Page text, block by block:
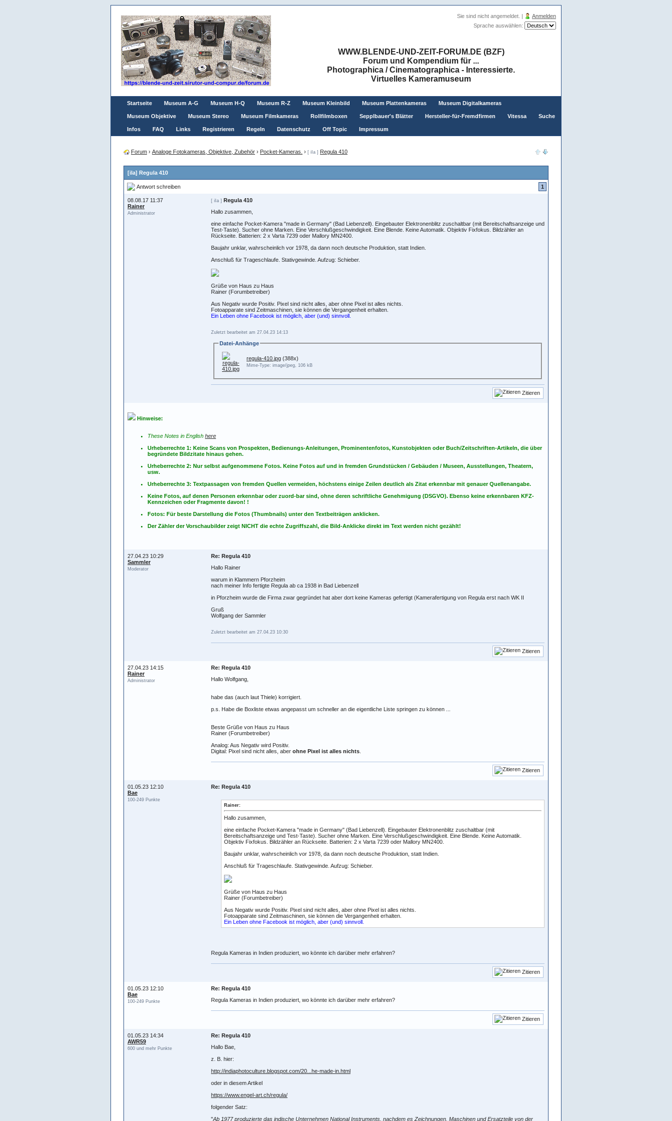
Sie sind nicht angemeldet. |
Anmelden
Sprache auswählen:
WWW.BLENDE-UND-ZEIT-FORUM.DE (BZF)
Forum und Kompendium für ...
Photographica / Cinematographica - Interessierte.
Virtuelles Kameramuseum
Startseite Museum A-G Museum H-Q Museum R-Z Museum Kleinbild Museum Plattenkameras Museum Digitalkameras
Museum Objektive Museum Stereo Museum Filmkameras Rollfilmboxen Sepplbauer's Blätter Hersteller-für-Fremdfirmen Vitessa Suche
Infos FAQ Links Registrieren Regeln Datenschutz Off Topic Impressum
Forum › Analoge Fotokameras, Objektive, Zubehör › Pocket-Kameras. › [ iIa ] Regula 410
[iIa] Regula 410
Antwort schreiben 1
08.08.17 11:37
Rainer
Administrator
[ iIa ] Regula 410
Hallo zusammen,
eine einfache Pocket-Kamera "made in Germany" (Bad Liebenzell). Eingebauter Elektronenblitz zuschaltbar (mit Bereitschaftsanzeige und
Test-Taste). Sucher ohne Marken. Eine Verschlußgeschwindigkeit. Eine Blende. Keine Automatik. Objektiv Fixfokus. Bildzähler an
Rückseite. Batterien: 2 x Varta 7239 oder Mallory MN2400.
Baujahr unklar, wahrscheinlich vor 1978, da dann noch deutsche Produktion, statt Indien.
Anschluß für Trageschlaufe. Stativgewinde. Aufzug: Schieber.
Grüße von Haus zu Haus
Rainer (Forumbetreiber)
Aus Negativ wurde Positiv. Pixel sind nicht alles, aber ohne Pixel ist alles nichts.
Fotoapparate sind Zeitmaschinen, sie können die Vergangenheit erhalten.
Ein Leben ohne Facebook ist möglich, aber (und) sinnvoll.
Zuletzt bearbeitet am 27.04.23 14:13
Datei-Anhänge
regula-410.jpg (388x)
Mime-Type: image/jpeg, 106 kB
Zitieren
Hinweise:
These Notes in English here
Urheberrechte 1: Keine Scans von Prospekten, Bedienungs-Anleitungen, Prominentenfotos, Kunstobjekten oder Buch/Zeitschriften-Artikeln, die über
begründete Bildzitate hinaus gehen.
Urheberrechte 2: Nur selbst aufgenommene Fotos. Keine Fotos auf und in fremden Grundstücken / Gebäuden / Museen, Ausstellungen, Theatern,
usw.
Urheberrechte 3: Textpassagen von fremden Quellen vermeiden, höchstens einige Zeilen deutlich als Zitat erkennbar mit genauer Quellenangabe.
Keine Fotos, auf denen Personen erkennbar oder zuord-bar sind, ohne deren schriftliche Genehmigung (DSGVO). Ebenso keine erkennbaren KFZ-
Kennzeichen oder Fragmente davon! !
Fotos: Für beste Darstellung die Fotos (Thumbnails) unter den Textbeiträgen anklicken.
Der Zähler der Vorschaubilder zeigt NICHT die echte Zugriffszahl, die Bild-Anklicke direkt im Text werden nicht gezählt!
27.04.23 10:29
Sammler
Moderator
Re: Regula 410
Hallo Rainer
warum in Klammern Pforzheim
nach meiner Info fertigte Regula ab ca 1938 in Bad Liebenzell
in Pforzheim wurde die Firma zwar gegründet hat aber dort keine Kameras gefertigt (Kamerafertigung von Regula erst nach WK II
Gruß
Wolfgang der Sammler
Zuletzt bearbeitet am 27.04.23 10:30
Zitieren
27.04.23 14:15
Rainer
Administrator
Re: Regula 410
Hallo Wolfgang,
habe das (auch laut Thiele) korrigiert.
p.s. Habe die Boxliste etwas angepasst um schneller an die eigentliche Liste springen zu können ...
Beste Grüße von Haus zu Haus
Rainer (Forumbetreiber)
Analog: Aus Negativ wird Positiv.
Digital: Pixel sind nicht alles, aber ohne Pixel ist alles nichts
Zitieren
01.05.23 12:10
Bae
100-249 Punkte
Re: Regula 410
Rainer:
Hallo zusammen,
eine einfache Pocket-Kamera "made in Germany" (Bad Liebenzell). Eingebauter Elektronenblitz zuschaltbar (mit
Bereitschaftsanzeige und Test-Taste). Sucher ohne Marken. Eine Verschlußgeschwindigkeit. Eine Blende. Keine Automatik.
Objektiv Fixfokus. Bildzähler an Rückseite. Batterien: 2 x Varta 7239 oder Mallory MN2400.
Baujahr unklar, wahrscheinlich vor 1978, da dann noch deutsche Produktion, statt Indien.
Anschluß für Trageschlaufe. Stativgewinde. Aufzug: Schieber.
Grüße von Haus zu Haus
Rainer (Forumbetreiber)
Aus Negativ wurde Positiv. Pixel sind nicht alles, aber ohne Pixel ist alles nichts.
Fotoapparate sind Zeitmaschinen, sie können die Vergangenheit erhalten.
Ein Leben ohne Facebook ist möglich, aber (und) sinnvoll.
Regula Kameras in Indien produziert, wo könnte ich darüber mehr erfahren?
Zitieren
01.05.23 12:10
Bae
100-249 Punkte
Re: Regula 410
Regula Kameras in Indien produziert, wo könnte ich darüber mehr erfahren?
Zitieren
01.05.23 14:34
AWR59
600 und mehr Punkte
Re: Regula 410
Hallo Bae,
z. B. hier:
http://indiaphotoculture.blogspot.com/20...he-made-in.html
oder in diesem Artikel
https://www.engel-art.ch/regula/
folgender Satz:
"Ab 1977 produzierte das indische Unternehmen National Instruments, nachdem es Zeichnungen, Maschinen und Ersatzteile von der